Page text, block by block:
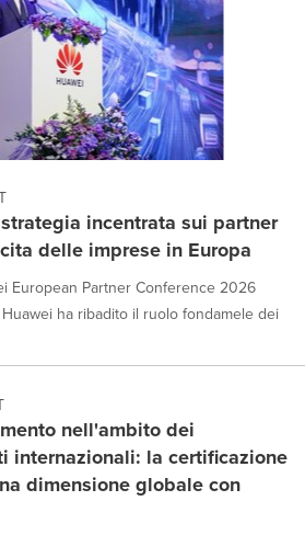
incentrata sui partner
delle imprese in Europa
European Partner Conference 2026
ha ribadito il ruolo fondamele dei
nell'ambito dei
internazionali: la certificazione
dimensione globale con